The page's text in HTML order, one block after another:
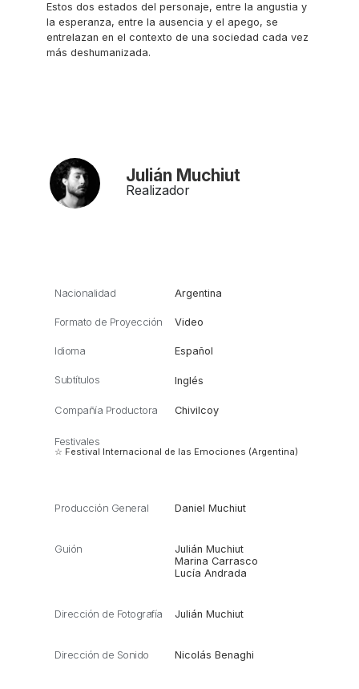
Estos dos estados del personaje, entre la angustia y
la esperanza, entre la ausencia y el apego, se
entrelazan en el contexto de una sociedad cada vez
más deshumanizada.
Julián Muchiut
Realizador
Nacionalidad Argentina
Formato de Proyección Video
Idioma Español
Subtítulos Inglés
Compañía Productora Chivilcoy
Festivales
☆ Festival Internacional de las Emociones (Argentina)
Producción General Daniel Muchiut
Guión
Julián Muchiut
Marina Carrasco
Lucía Andrada
Dirección de Fotografía Julián Muchiut
Dirección de Sonido Nicolás Benaghi